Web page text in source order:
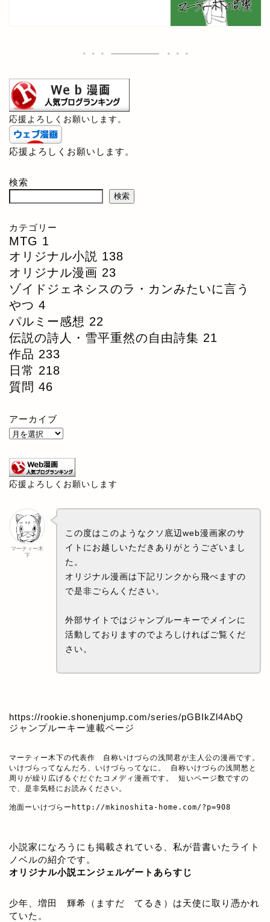
応援よろしくお願いします。
応援よろしくお願いします。
検索
検索
カテゴリー
MTG 1
オリジナル小説 138
オリジナル漫画 23
ゾイドジェネシスのラ・カンみたいに言う
やつ 4
パルミー感想 22
伝説の詩人・雪平重然の自由詩集 21
作品 233
日常 218
質問 46
アーカイブ
応援よろしくお願いします
マーティー木
下
この度はこのようなクソ底辺web漫画家のサ
イトにお越しいただきありがとうございまし
た。
オリジナル漫画は下記リンクから飛べますの
で是非ごらんください。
外部サイトではジャンプルーキーでメインに
活動しておりますのでよろしければご覧くだ
さい。
https://rookie.shonenjump.com/series/pGBIkZl4AbQ
ジャンプルーキー連載ページ
マーティー木下の代表作　自称いけづらの浅間君が主人公の漫画です。
いけづらってなんだろ、いけづらってなに。 自称いけづらの浅間愁と
周りが繰り広げるぐだぐたコメディ漫画です。 短いページ数ですの
で、是非気軽にお読みください。
池面ーいけづらー http://mkinoshita-home.com/?p=908
小説家になろうにも掲載されている、私が昔書いたライト
ノベルの紹介です。
オリジナル小説エンジェルゲートあらすじ
少年、増田 輝希（ますだ てるき）は天使に取り憑かれ
ていた。